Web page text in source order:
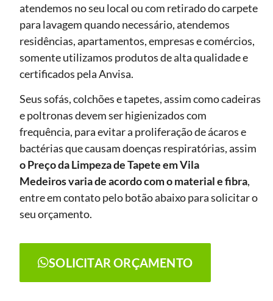
atendemos no seu local ou com retirado do carpete
para lavagem quando necessário, atendemos
residências, apartamentos, empresas e comércios,
somente utilizamos produtos de alta qualidade e
certificados pela Anvisa.
Seus sofás, colchões e tapetes, assim como cadeiras
e poltronas devem ser higienizados com
frequência, para evitar a proliferação de ácaros e
bactérias que causam doenças respiratórias, assim
o Preço da Limpeza de Tapeteem Vila
Medeirosvaria de acordo com o material e fibra,
entre em contato pelo botão abaixo para solicitar o
seu orçamento.
SOLICITAR ORÇAMENTO